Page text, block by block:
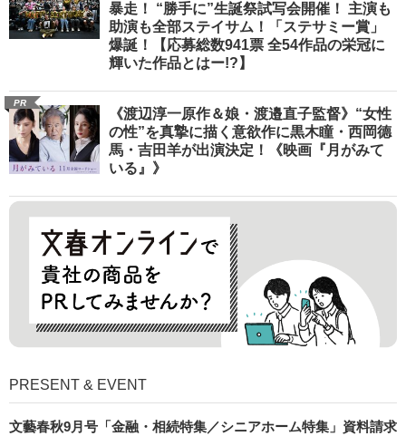
暴走！ “勝手に”生誕祭試写会開催！ 主演も
助演も全部ステイサム！「ステサミー賞」
爆誕！【応募総数941票 全54作品の栄冠に
輝いた作品とはー!?】
PR
《渡辺淳一原作＆娘・渡邉直子監督》“女性
の性”を真摯に描く意欲作に黒木瞳・西岡德
馬・吉田羊が出演決定！《映画『月がみて
いる』》
PRESENT & EVENT
文藝春秋9月号「金融・相続特集／シニアホーム特集」資料請求